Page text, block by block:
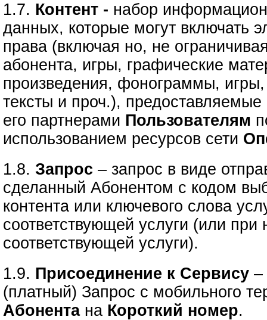
1.7. Контент - набор
данных, которые могут включать
права (включая но, не
абонента, игры, графические
произведения, фонограммы,
тексты и проч.), предоставляемые
его партнерами Пользователям
использованием ресурсов сети
1.8.Запрос– запрос в виде
сделанный Абонентом с кодом
контента или ключевого слова
соответствующей услуги (или
соответствующей услуги).
1.9. Присоединение к Сервису–
(платный) Запрос с мобильного
Абонентана Короткий номер.